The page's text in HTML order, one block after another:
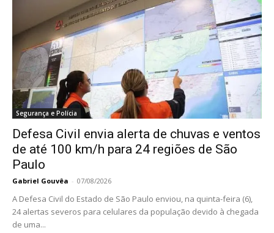
Segurança e Polícia
Defesa Civil envia alerta de chuvas e ventos
de até 100 km/h para 24 regiões de São
Paulo
Gabriel Gouvêa - 07/08/2026
A Defesa Civil do Estado de São Paulo enviou, na quinta-feira (6),
24 alertas severos para celulares da população devido à chegada
de uma...